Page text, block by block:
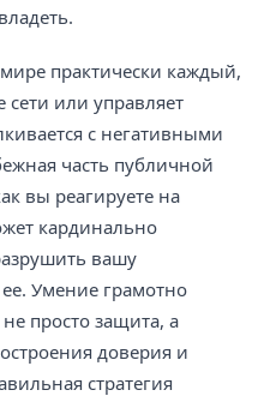
практически каждый,
сети или управляет
с негативными
часть публичной
вы реагируете на
кардинально
вашу
Умение грамотно
просто защита, а
доверия и
стратегия